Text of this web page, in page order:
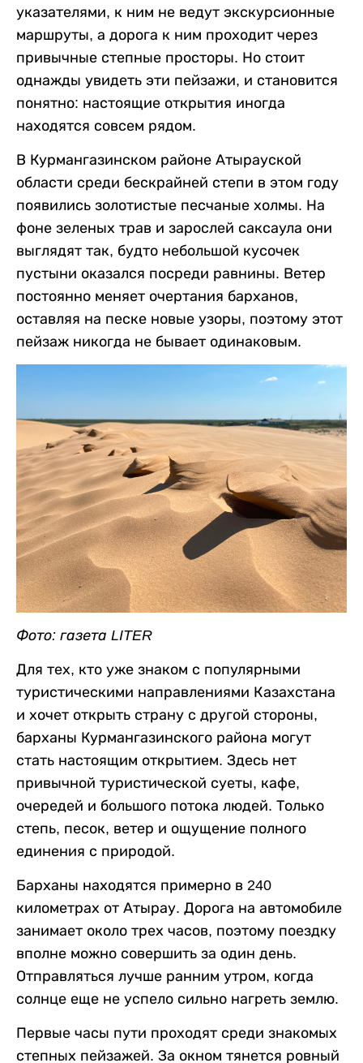
указателями, к ним не ведут экскурсионные
маршруты, а дорога к ним проходит через
привычные степные просторы. Но стоит
однажды увидеть эти пейзажи, и становится
понятно: настоящие открытия иногда
находятся совсем рядом.
В Курмангазинском районе Атырауской
области среди бескрайней степи в этом году
появились золотистые песчаные холмы. На
фоне зеленых трав и зарослей саксаула они
выглядят так, будто небольшой кусочек
пустыни оказался посреди равнины. Ветер
постоянно меняет очертания барханов,
оставляя на песке новые узоры, поэтому этот
пейзаж никогда не бывает одинаковым.
Фото: газета LITER
Для тех, кто уже знаком с популярными
туристическими направлениями Казахстана
и хочет открыть страну с другой стороны,
барханы Курмангазинского района могут
стать настоящим открытием. Здесь нет
привычной туристической суеты, кафе,
очередей и большого потока людей. Только
степь, песок, ветер и ощущение полного
единения с природой.
Барханы находятся примерно в 240
километрах от Атырау. Дорога на автомобиле
занимает около трех часов, поэтому поездку
вполне можно совершить за один день.
Отправляться лучше ранним утром, когда
солнце еще не успело сильно нагреть землю.
Первые часы пути проходят среди знакомых
степных пейзажей. За окном тянется ровный